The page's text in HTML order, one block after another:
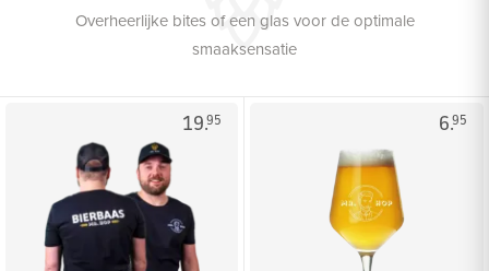
Overheerlijke bites of een glas voor de optimale
smaaksensatie
19.95 6.95